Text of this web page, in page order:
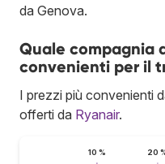
da Genova.
Quale compagnia
convenienti per il
I prezzi più convenienti
offerti da Ryanair.
10 % 20